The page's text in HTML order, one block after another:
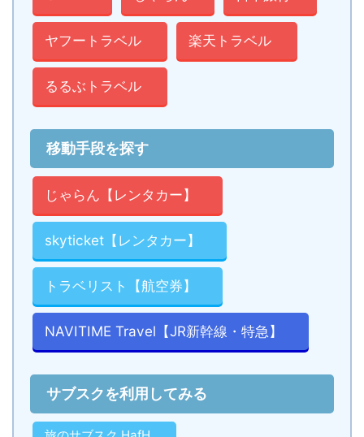
ヤフートラベル 楽天トラベル
るるぶトラベル
移動手段を探す
じゃらん【レンタカー】
skyticket【レンタカー】
トラベリスト【航空券】
NAVITIME Travel【JR新幹線・特急】
サブスクを利用してみる